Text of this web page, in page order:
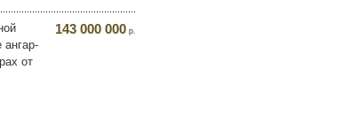
от
143 000 000 р.